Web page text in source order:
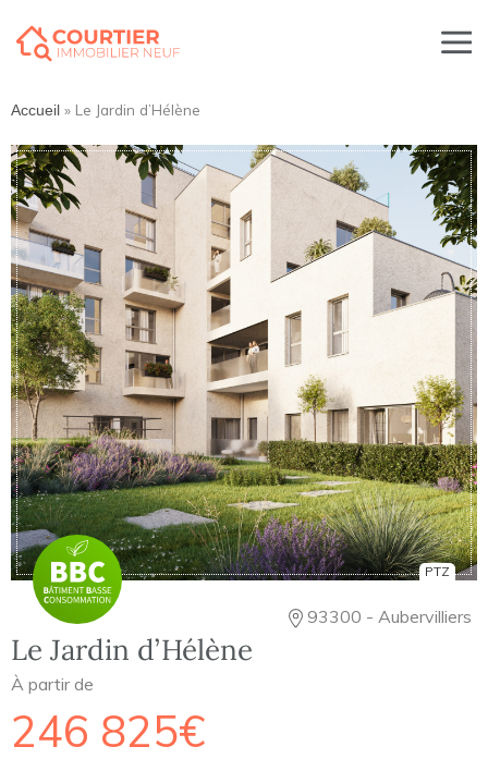
Accueil » Le Jardin d’Hélène
PTZ
93300 - Aubervilliers
Le Jardin d’Hélène
À partir de
246 825€